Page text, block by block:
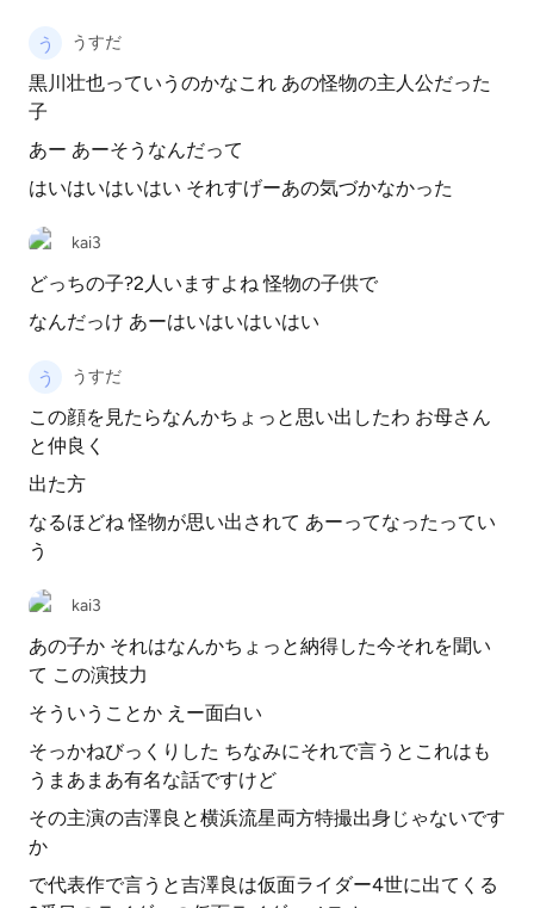
うすだ
黒川壮也っていうのかなこれ あの怪物の主人公だった
子
あー あーそうなんだって
はいはいはいはい それすげーあの気づかなかった
kai3
どっちの子?2人いますよね 怪物の子供で
なんだっけ あーはいはいはいはい
うすだ
この顔を見たらなんかちょっと思い出したわ お母さん
と仲良く
出た方
なるほどね 怪物が思い出されて あーってなったってい
う
kai3
あの子か それはなんかちょっと納得した今それを聞い
て この演技力
そういうことか えー面白い
そっかねびっくりした ちなみにそれで言うとこれはも
うまあまあ有名な話ですけど
その主演の吉澤良と横浜流星両方特撮出身じゃないです
か
で代表作で言うと吉澤良は仮面ライダー4世に出てくる